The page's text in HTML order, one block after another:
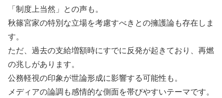
「制度上当然」との声も。
秋篠宮家の特別な立場を考慮すべきとの擁護論も存在しま
す。
ただ、過去の支給増額時にすでに反発が起きており、再燃
の兆しがあります。
公務軽視の印象が世論形成に影響する可能性も。
メディアの論調も感情的な側面を帯びやすいテーマです。